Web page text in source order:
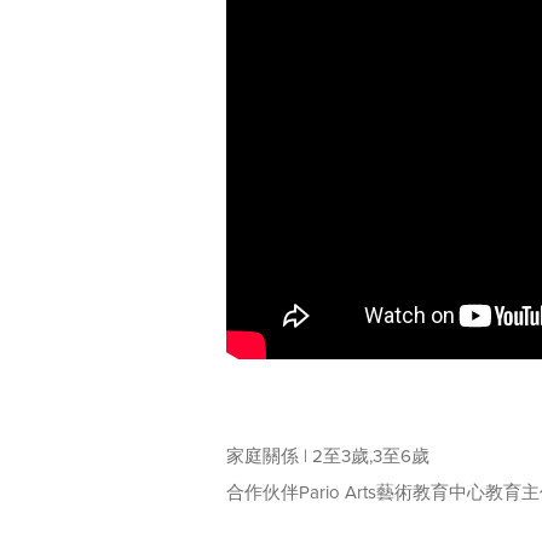
家庭關係 | 2至3歲,3至6歲
合作伙伴Pario Arts藝術教育中心教育